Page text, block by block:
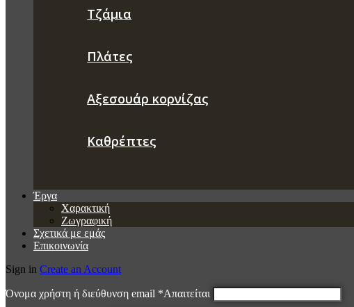
Τζάμια
Πλάτες
Αξεσουάρ κορνίζας
Καθρέπτες
Έργα
Χαρακτική
Ζωγραφική
Σχετικά με εμάς
Επικοινωνία
Sign in Create an Account
Όνομα χρήστη ή διεύθυνση email *Απαιτείται